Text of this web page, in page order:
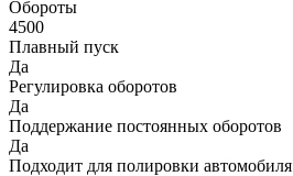
Обороты
4500
Плавный пуск
Да
Регулировка оборотов
Да
Поддержание постоянных оборотов
Да
Подходит для полировки автомобиля